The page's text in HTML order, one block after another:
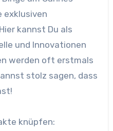
exklusiven
kannst Du als
und Innovationen
werden oft erstmals
stolz sagen, dass
knüpfen: